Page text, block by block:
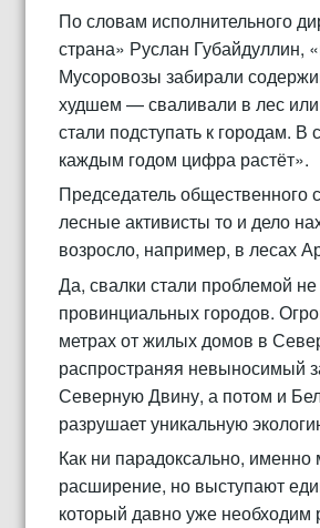
По словам исполнительного
страна» Руслан Губайдуллин,
Мусоровозы забирали
худшем — сваливали в лес или
стали подступать к городам. В
каждым годом цифра растёт».
Председатель общественного
лесные активисты то и дело
возросло, например, в лесах
Да, свалки стали проблемой
провинциальных городов.
метрах от жилых домов в
распространяя невыносимый
Северную Двину, а потом и
разрушает уникальную
Как ни парадоксально,
расширение, но выступают
который давно уже необходим